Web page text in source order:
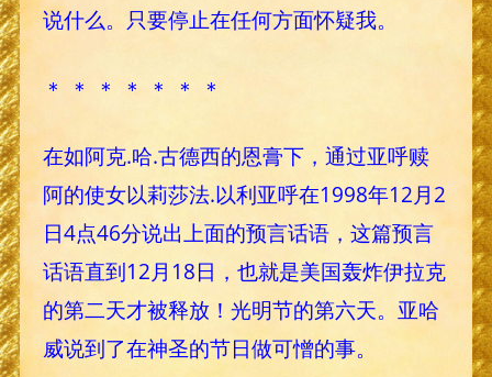
说什么。只要停止在任何方面怀疑我。
＊ ＊ ＊ ＊ ＊ ＊ ＊
在如阿克.哈.古德西的恩膏下，通过亚呼赎
阿的使女以莉莎法.以利亚呼在1998年12月2
日4点46分说出上面的预言话语，这篇预言
话语直到12月18日，也就是美国轰炸伊拉克
的第二天才被释放！光明节的第六天。亚哈
威说到了在神圣的节日做可憎的事。